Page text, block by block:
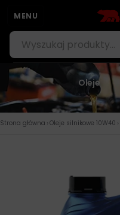
MENU
Oleje
Strona główna › Oleje silnikowe 10W40 ›